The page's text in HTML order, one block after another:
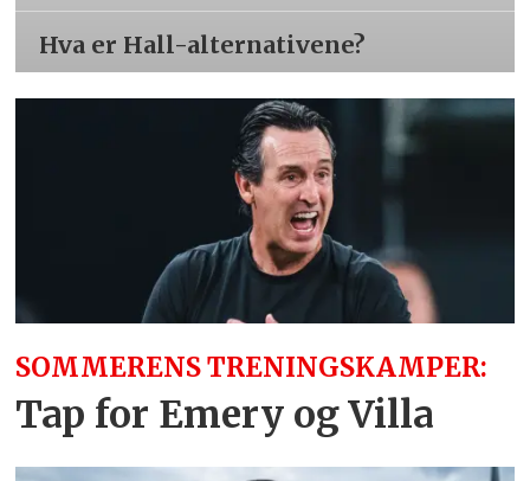
Hva er Hall-alternativene?
SOMMERENS TRENINGSKAMPER:
Tap for Emery og Villa